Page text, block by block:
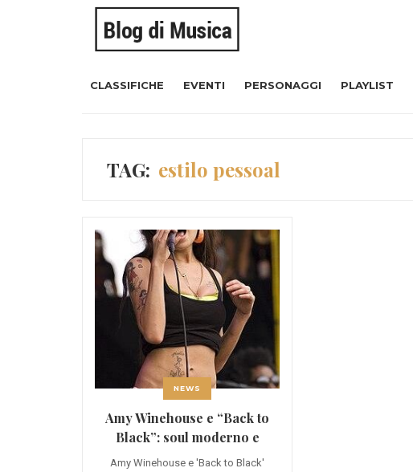
CLASSIFICHE EVENTI PERSONAGGI PLAYLIST
TAG: estilo pessoal
NEWS
Amy Winehouse e “Back to
Black”: soul moderno e
tormento
Amy Winehouse e 'Back to Black'